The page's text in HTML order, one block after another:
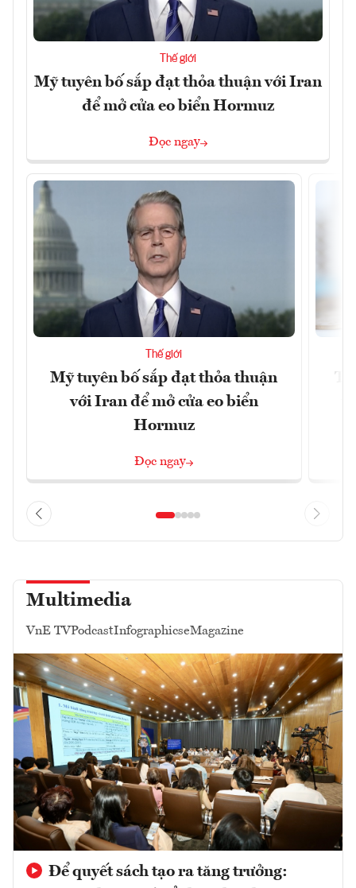
Thế giới
Mỹ tuyên bố sắp đạt thỏa thuận với Iran
để mở cửa eo biển Hormuz
Đọc ngay
Thế giới
Mỹ tuyên bố sắp đạt thỏa thuận
với Iran để mở cửa eo biển
Hormuz
Đọc ngay
Multimedia
VnE TVPodcastInfographicseMagazine
Để quyết sách tạo ra tăng trưởng: